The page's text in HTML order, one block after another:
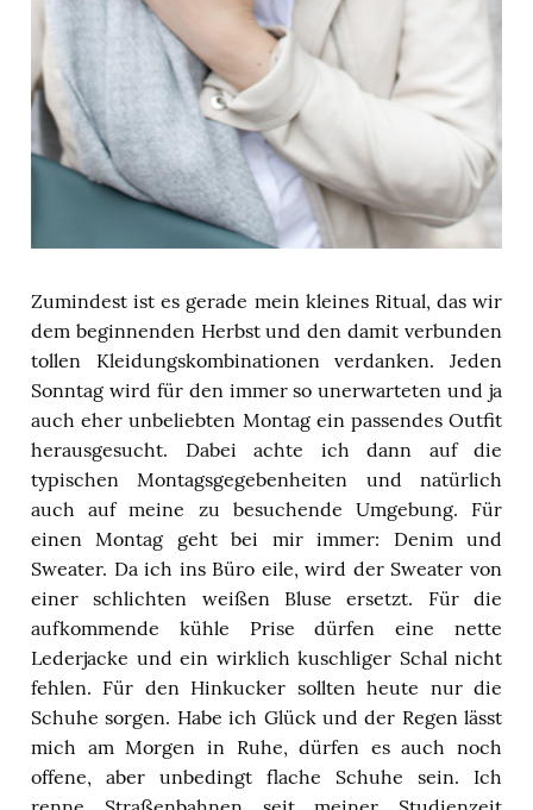
Zumindest ist es gerade mein kleines Ritual, das wir
dem beginnenden Herbst und den damit verbunden
tollen Kleidungskombinationen verdanken. Jeden
Sonntag wird für den immer so unerwarteten und ja
auch eher unbeliebten Montag ein passendes Outfit
herausgesucht. Dabei achte ich dann auf die
typischen Montagsgegebenheiten und natürlich
auch auf meine zu besuchende Umgebung. Für
einen Montag geht bei mir immer: Denim und
Sweater. Da ich ins Büro eile, wird der Sweater von
einer schlichten weißen Bluse ersetzt. Für die
aufkommende kühle Prise dürfen eine nette
Lederjacke und ein wirklich kuschliger Schal nicht
fehlen. Für den Hinkucker sollten heute nur die
Schuhe sorgen. Habe ich Glück und der Regen lässt
mich am Morgen in Ruhe, dürfen es auch noch
offene, aber unbedingt flache Schuhe sein. Ich